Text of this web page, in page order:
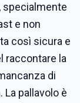
specialmente
e non
così sicura e
raccontare la
di
pallavolo è